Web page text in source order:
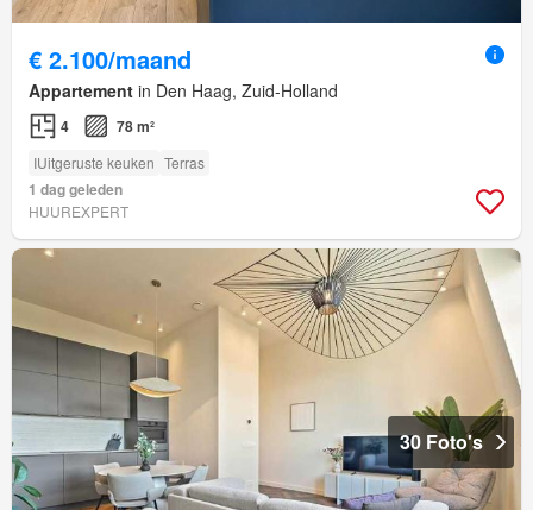
€ 2.100/maand
Appartement in Den Haag, Zuid-Holland
4 78 m²
IUitgeruste keuken Terras
1 dag geleden
HUUREXPERT
30 Foto's